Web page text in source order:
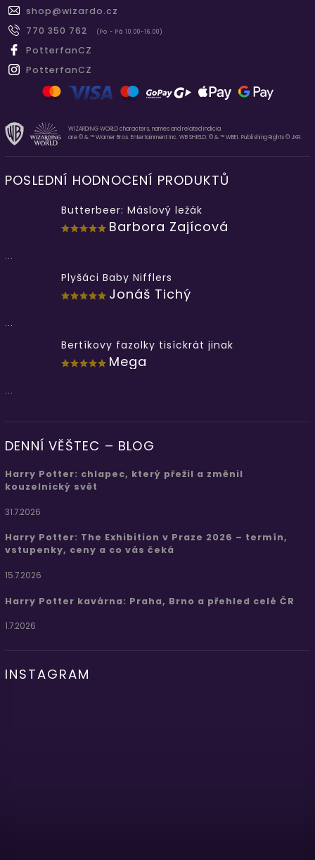
shop@wizardo.cz
770 350 762
(Po - Pá 10.00-16.00)
PotterfanCZ
PotterfanCZ
WIZARDING WORLD characters, names and related indicia
are © & ™ Warner Bros. Entertainment Inc. WB SHIELD: © & ™ WBEI. Publishing Rights © JKR.
POSLEDNÍ HODNOCENÍ PRODUKTŮ
Butterbeer: Máslový ležák
Barbora Zajícová
...
Plyšáci Baby Nifflers
Jonáš Tichý
...
Bertíkovy fazolky tisíckrát jinak
Mega
...
DENNÍ VĚŠTEC – BLOG
Harry Potter: chlapec, který přežil a změnil
kouzelnický svět
31.7.2026
Harry Potter: The Exhibition v Praze 2026 – termín,
vstupenky, ceny a co vás čeká
15.7.2026
Harry Potter kavárna: Praha, Brno a přehled celé ČR
1.7.2026
INSTAGRAM